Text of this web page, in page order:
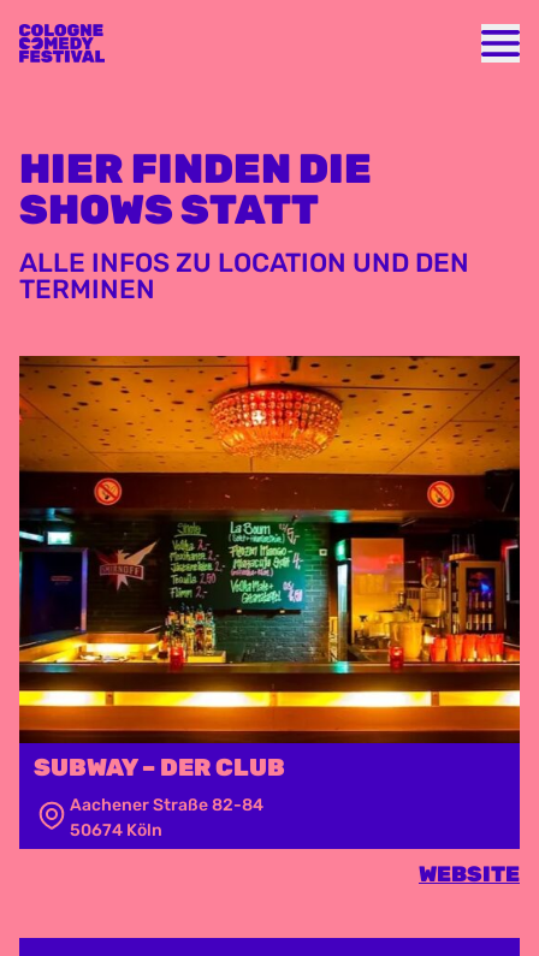
HIER FINDEN DIE
SHOWS STATT
ALLE INFOS ZU LOCATION UND DEN
TERMINEN
SUBWAY – DER CLUB
Aachener Straße 82-84
50674 Köln
WEBSITE